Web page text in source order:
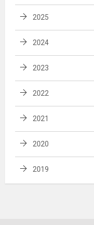
2025
2024
2023
2022
2021
2020
2019